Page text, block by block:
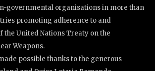
governmental organisations in more than
promoting adherence to and
United Nations Treaty on the
Weapons.
possible thanks to the generous